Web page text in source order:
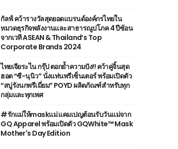
กัลฟ์ คว้ารางวัลสุดยอดแบรนด์องค์กรไทยใน
หมวดธุรกิจพลังงานและสาธารณูปโภค 4 ปีซ้อน
จากเวที ASEAN & Thailand’s Top
Corporate Brands 2024
ไทยเจียระไน กรุ๊ป ตอกย้ำความปัง!! คว้าคู่จิ้นสุด
ฮอต “ซี-นุนิว” นั่งแท่นพรีเซ็นเตอร์ พร้อมเปิดตัว
“สบู่รังนกพรีเมี่ยม” POYD ผลิตภัณฑ์สำหรับทุก
กลุ่มและทุกเพศ
#รักแม่ให้maskแม่ แคมเปญต้อนรับวันแม่จาก
GQ Apparel พร้อมเปิดตัว GQWhite™ Mask
Mother's Day Edition